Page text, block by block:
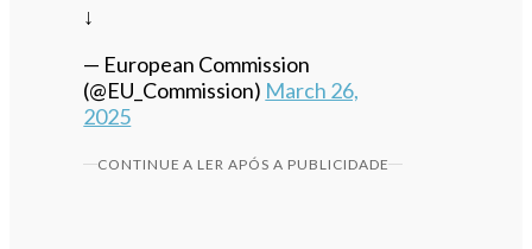
↓
— European Commission
(@EU_Commission) March 26,
2025
CONTINUE A LER APÓS A PUBLICIDADE